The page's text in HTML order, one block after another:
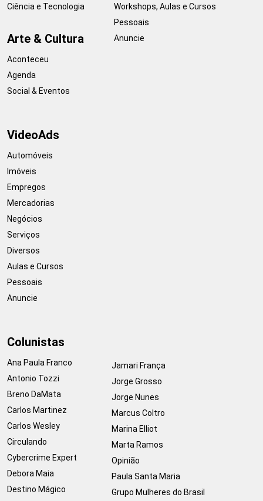
Ciência e Tecnologia
Arte & Cultura
Aconteceu
Agenda
Social & Eventos
Workshops, Aulas e Cursos
Pessoais
Anuncie
VideoAds
Automóveis
Imóveis
Empregos
Mercadorias
Negócios
Serviços
Diversos
Aulas e Cursos
Pessoais
Anuncie
Colunistas
Ana Paula Franco
Antonio Tozzi
Breno DaMata
Carlos Martinez
Carlos Wesley
Circulando
Cybercrime Expert
Debora Maia
Destino Mágico
Jamari França
Jorge Grosso
Jorge Nunes
Marcus Coltro
Marina Elliot
Marta Ramos
Opinião
Paula Santa Maria
Grupo Mulheres do Brasil